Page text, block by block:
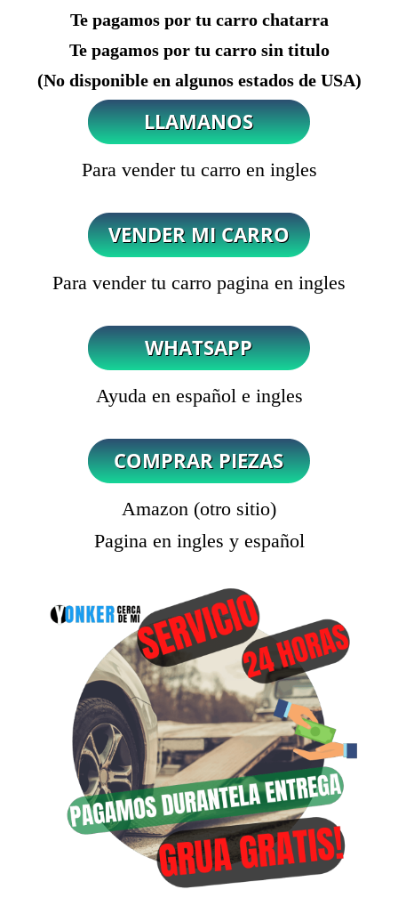
Te pagamos por tu carro chatarra
Te pagamos por tu carro sin titulo
(No disponible en algunos estados de USA)
Para vender tu carro en ingles
Para vender tu carro pagina en ingles
Ayuda en español e ingles
Amazon (otro sitio)
Pagina en ingles y español